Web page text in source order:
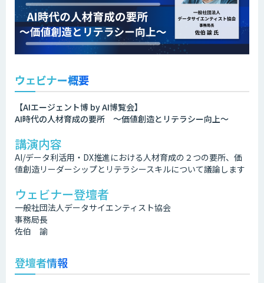
ウェビナー概要
【AIエージェント博 by AI博覧会】
AI時代の人材育成の要所 ～価値創造とリテラシー向上～
講演内容
AI/データ利活用・DX推進における人材育成の２つの要所、価
値創造リーダーシップとリテラシースキルについて議論します
ウェビナー登壇者
一般社団法人データサイエンティスト協会
事務局長
佐伯 諭
登壇者情報